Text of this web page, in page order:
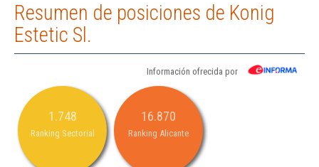
Resumen de posiciones de Konig
Estetic Sl.
Información ofrecida por
1.748
Ranking Sectorial
16.870
Ranking Alicante